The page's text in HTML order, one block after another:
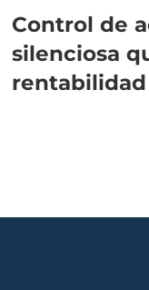
Control de
silenciosa
rentabilidad